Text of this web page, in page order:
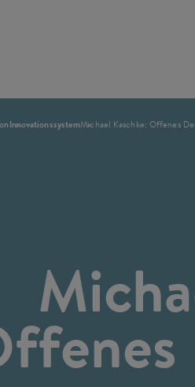
InnovationssystemMichael Kaschke: Offenes